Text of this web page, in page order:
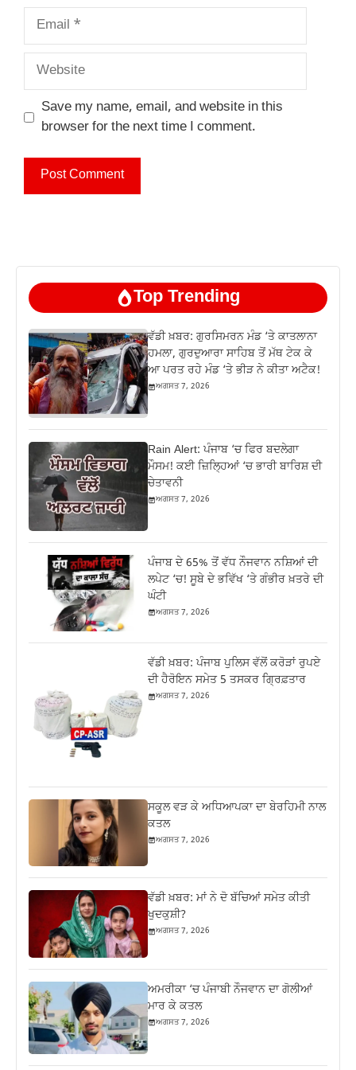
Email
Website
Save my name, email, and website in this
browser for the next time I comment.
Top Trending
ਵੱਡੀ ਖ਼ਬਰ: ਗੁਰਸਿਮਰਨ ਮੰਡ ‘ਤੇ ਕਾਤਲਾਨਾ
ਹਮਲਾ, ਗੁਰਦੁਆਰਾ ਸਾਹਿਬ ਤੋਂ ਮੱਥ ਟੇਕ ਕੇ
ਆ ਪਰਤ ਰਹੇ ਮੰਡ ‘ਤੇ ਭੀੜ ਨੇ ਕੀਤਾ ਅਟੈਕ!
ਅਗਸਤ 7, 2026
Rain Alert: ਪੰਜਾਬ ‘ਚ ਫਿਰ ਬਦਲੇਗਾ
ਮੌਸਮ! ਕਈ ਜ਼ਿਲ੍ਹਿਆਂ ‘ਚ ਭਾਰੀ ਬਾਰਿਸ਼ ਦੀ
ਚੇਤਾਵਨੀ
ਅਗਸਤ 7, 2026
ਪੰਜਾਬ ਦੇ 65% ਤੋਂ ਵੱਧ ਨੌਜਵਾਨ ਨਸ਼ਿਆਂ ਦੀ
ਲਪੇਟ ‘ਚ! ਸੂਬੇ ਦੇ ਭਵਿੱਖ ‘ਤੇ ਗੰਭੀਰ ਖ਼ਤਰੇ ਦੀ
ਘੰਟੀ
ਅਗਸਤ 7, 2026
ਵੱਡੀ ਖ਼ਬਰ: ਪੰਜਾਬ ਪੁਲਿਸ ਵੱਲੋਂ ਕਰੋੜਾਂ ਰੁਪਏ
ਦੀ ਹੈਰੋਇਨ ਸਮੇਤ 5 ਤਸਕਰ ਗ੍ਰਿਫ਼ਤਾਰ
ਅਗਸਤ 7, 2026
ਸਕੂਲ ਵੜ ਕੇ ਅਧਿਆਪਕਾ ਦਾ ਬੇਰਹਿਮੀ ਨਾਲ
ਕਤਲ
ਅਗਸਤ 7, 2026
ਵੱਡੀ ਖ਼ਬਰ: ਮਾਂ ਨੇ ਦੋ ਬੱਚਿਆਂ ਸਮੇਤ ਕੀਤੀ
ਖੁਦਕੁਸ਼ੀ?
ਅਗਸਤ 7, 2026
ਅਮਰੀਕਾ ‘ਚ ਪੰਜਾਬੀ ਨੌਜਵਾਨ ਦਾ ਗੋਲੀਆਂ
ਮਾਰ ਕੇ ਕਤਲ
ਅਗਸਤ 7, 2026